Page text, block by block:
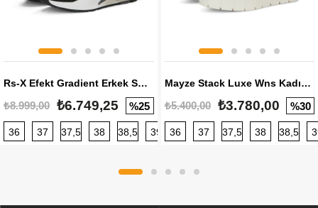
Rs-X Efekt Gradient Erkek Sneaker
₺8.999,00 ₺6.749,25 %25
36 37 37,5 38 38,5 39 40 40,5 41 42 42,5
Mayze Stack Luxe Wns Kadın Sneaker
₺5.400,00 ₺3.780,00 %30
36 37 37,5 38 38,5